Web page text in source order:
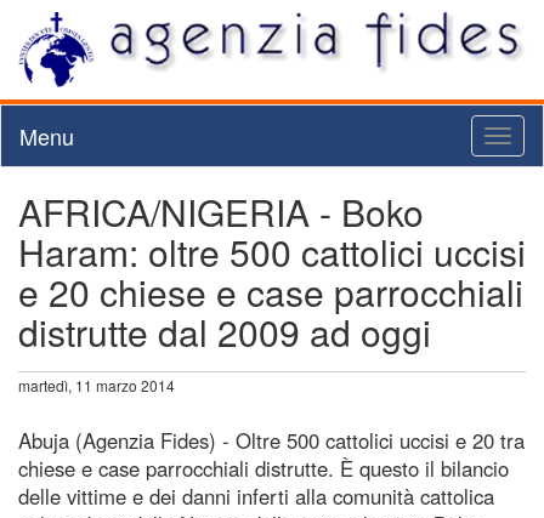
Menu
AFRICA/NIGERIA - Boko
Haram: oltre 500 cattolici uccisi
e 20 chiese e case parrocchiali
distrutte dal 2009 ad oggi
martedì, 11 marzo 2014
Abuja (Agenzia Fides) - Oltre 500 cattolici uccisi e 20 tra
chiese e case parrocchiali distrutte. È questo il bilancio
delle vittime e dei danni inferti alla comunità cattolica